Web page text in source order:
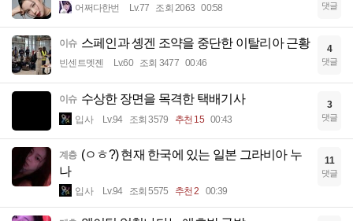
어쩌다한번 Lv.77 조회 2063 00:58 댓글
이슈 스페인과 솅겐 조약을 중단한 이탈리아 근황
빈센트멧젠 Lv.60 조회 3477 00:46
4
댓글
이슈 수상한 장면을 목격한 택배기사
입사 Lv.94 조회 3579 추천 15 00:43
3
댓글
계층 (ㅇㅎ?) 현재 한국에 있는 일본 그라비아 누
나
입사 Lv.94 조회 5575 추천 2 00:39
11
댓글